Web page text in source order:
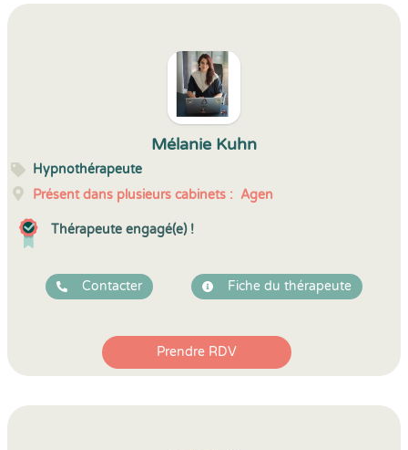
Mélanie Kuhn
Hypnothérapeute
Présent dans plusieurs cabinets : Agen
Thérapeute engagé(e) !
Contacter Fiche du thérapeute
Prendre RDV